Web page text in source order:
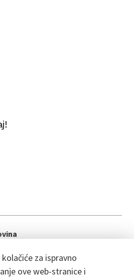
za ispravno
ove web-stranice i